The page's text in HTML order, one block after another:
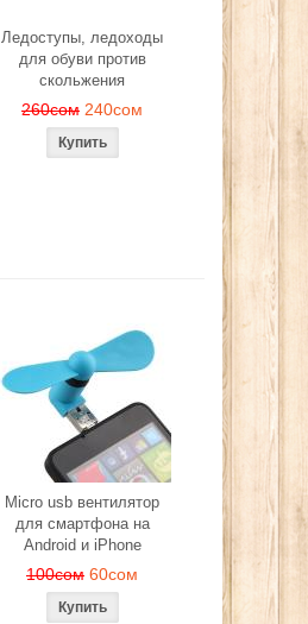
Ледоступы, ледоходы
для обуви против
скольжения
260сом 240сом
Micro usb вентилятор
для смартфона на
Android и iPhone
100сом 60сом